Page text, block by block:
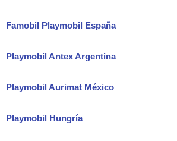
Famobil Playmobil España
Playmobil Antex Argentina
Playmobil Aurimat México
Playmobil Hungría